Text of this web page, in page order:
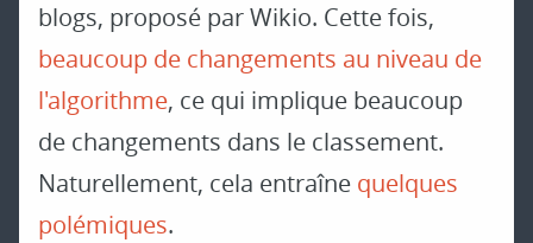
blogs, proposé par Wikio. Cette fois,
beaucoup de changements au niveau de
l'algorithme, ce qui implique beaucoup
de changements dans le classement.
Naturellement, cela entraîne quelques
polémiques.